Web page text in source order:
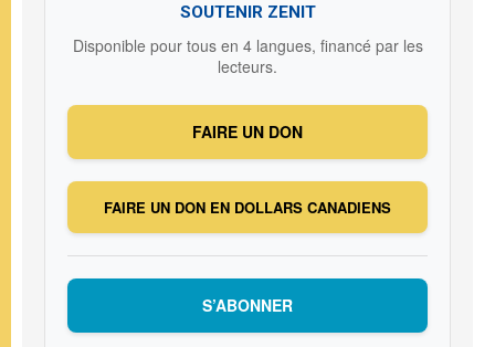
SOUTENIR ZENIT
Disponible pour tous en 4 langues, financé par les
lecteurs.
FAIRE UN DON
FAIRE UN DON EN DOLLARS CANADIENS
S’ABONNER